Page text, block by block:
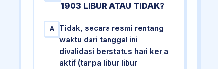
1903 LIBUR ATAU TIDAK?
A
Tidak, secara resmi rentang
waktu dari tanggal ini
divalidasi berstatus hari kerja
aktif (tanpa libur libur